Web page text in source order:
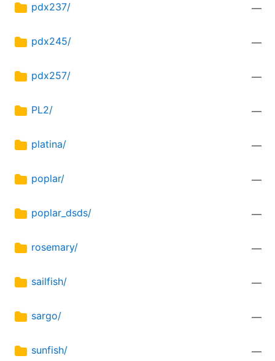
pdx237/ —
pdx245/ —
pdx257/ —
PL2/ —
platina/ —
poplar/ —
poplar_dsds/ —
rosemary/ —
sailfish/ —
sargo/ —
sunfish/ —